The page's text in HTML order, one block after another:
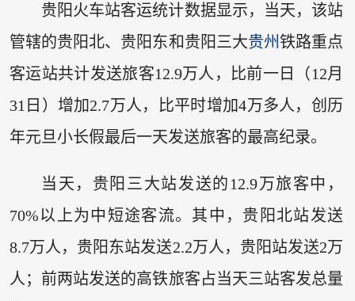
贵阳火车站客运统计数据显示，当天，该站
管辖的贵阳北、贵阳东和贵阳三大贵州铁路重点
客运站共计发送旅客12.9万人，比前一日（12月
31日）增加2.7万人，比平时增加4万多人，创历
年元旦小长假最后一天发送旅客的最高纪录。
当天，贵阳三大站发送的12.9万旅客中，
70%以上为中短途客流。其中，贵阳北站发送
8.7万人，贵阳东站发送2.2万人，贵阳站发送2万
人；前两站发送的高铁旅客占当天三站客发总量